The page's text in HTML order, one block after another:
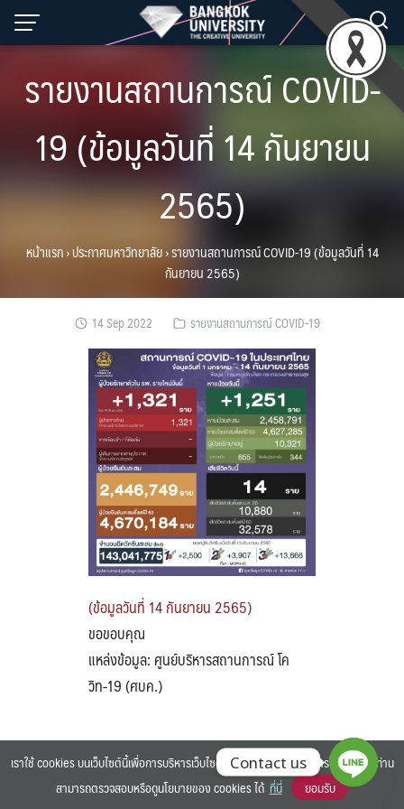
Skip
Search
รายงานสถานการณ์ COVID-
19 (ข้อมูลวันที่ 14 กันยายน
2565)
หน้าแรก›ประกาศมหาวิทยาลัย›รายงานสถานการณ์ COVID-19 (ข้อมูลวันที่ 14
กันยายน 2565)
14 Sep 2022 รายงานสถานการณ์ COVID-19
(ข้อมูลวันที่ 14 กันยายน 2565)
ขอขอบคุณ
แหล่งข้อมูล: ศูนย์บริหารสถานการณ์ โค
วิท-19 (ศบค.)
©2025 BANGKOK UNIVERSITY. ALL RIGHTS RESERVED.
เราใช้ cookies บนเว็บไซต์นี้เพื่อการบริหารเว็บไซต์ และเพิ่มประสิทธิภาพการใช้งานของท่าน
สามารถตรวจสอบหรือดูนโยบายของ cookies ได้ ที่นี่ ยอมรับ
Contact us